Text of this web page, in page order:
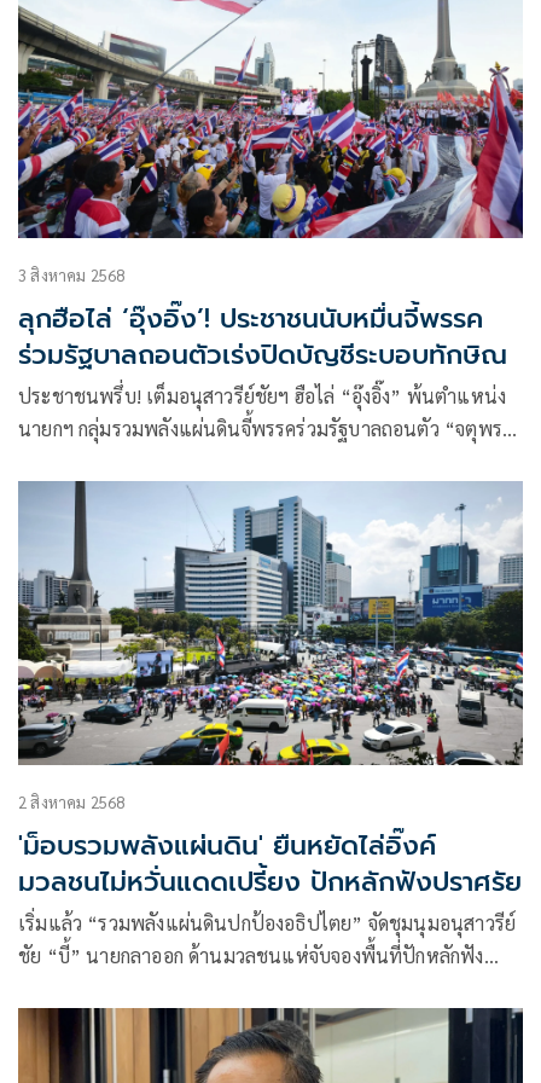
3 สิงหาคม 2568
ลุกฮือไล่ ‘อุ๊งอิ๊ง’! ประชาชนนับหมื่นจี้พรรค
ร่วมรัฐบาลถอนตัวเร่งปิดบัญชีระบอบทักษิณ
ประชาชนพรึ่บ! เต็มอนุสาวรีย์ชัยฯ ฮือไล่ “อุ๊งอิ๊ง” พ้นตำแหน่ง
นายกฯ กลุ่มรวมพลังแผ่นดินจี้พรรคร่วมรัฐบาลถอนตัว “จตุพร”
2 สิงหาคม 2568
'ม็อบรวมพลังแผ่นดิน' ยืนหยัดไล่อิ๊งค์
มวลชนไม่หวั่นแดดเปรี้ยง ปักหลักฟังปราศรัย
เริ่มแล้ว “รวมพลังแผ่นดินปกป้องอธิปไตย” จัดชุมนุมอนุสาวรีย์
ชัย “บี้” นายกลาออก ด้านมวลชนแห่จับจองพื้นที่ปักหลักฟัง